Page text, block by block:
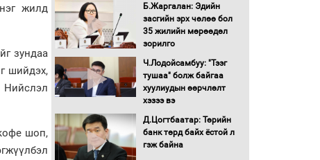
жилд
зундаа
шийдэх,
Нийслэл
шоп,
танилцуулна
16 төрлийн эмийг нэг эх
үүсвэрээс худалдан авах
Бүх шатанд хэмнэлтийн
горимд шилжиж, найр
гадаад томилолтыг
хориглолоо
Б.Жаргалан: Эдийн
засгийн эрх чөлөө бол
35 жилийн мөрөөдөл
зорилго
Ч.Лодойсамбуу: "Тээг
тушаа" болж байгаа
хуулиудын өөрчлөлт
хэзээ вэ
Д.Цогтбаатар: Төрийн
банк төрд байх ёстой л
гэж байна